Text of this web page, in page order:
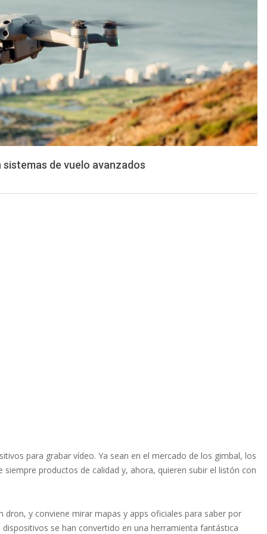
de vuelo avanzados
para grabar vídeo. Ya sean en el mercado de los gimbal, los
productos de calidad y, ahora, quieren subir el listón con
y conviene mirar mapas y apps oficiales para saber por
se han convertido en una herramienta fantástica